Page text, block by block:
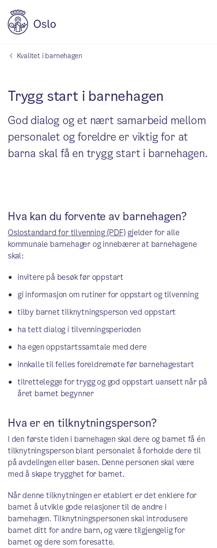
Kvalitet i barnehagen
Trygg start i barnehagen
God dialog og et nært samarbeid mellom
personalet og foreldre er viktig for at
barna skal få en trygg start i barnehagen.
Hva kan du forvente av barnehagen?
Oslostandard for tilvenning (PDF) gjelder for alle
kommunale barnehager og innebærer at barnehagene
skal:
invitere på besøk før oppstart
gi informasjon om rutiner for oppstart og tilvenning
tilby barnet tilknytningsperson ved oppstart
ha tett dialog i tilvenningsperioden
ha egen oppstartssamtale med dere
innkalle til felles foreldremøte før barnehagestart
tilrettelegge for trygg og god oppstart uansett når på
året barnet begynner
Hva er en tilknytningsperson?
I den første tiden i barnehagen skal dere og barnet få én
tilknytningsperson blant personalet å forholde dere til
på avdelingen eller basen. Denne personen skal være
med å skape trygghet for barnet.
Når denne tilknytningen er etablert er det enklere for
barnet å utvikle gode relasjoner til de andre i
barnehagen. Tilknytningspersonen skal introdusere
barnet ditt for andre barn, og være tilgjengelig for
barnet og dere som foresatte.